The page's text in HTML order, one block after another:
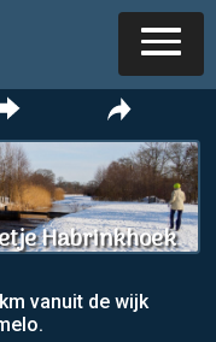
Habrinkhoek
vanuit de wijk